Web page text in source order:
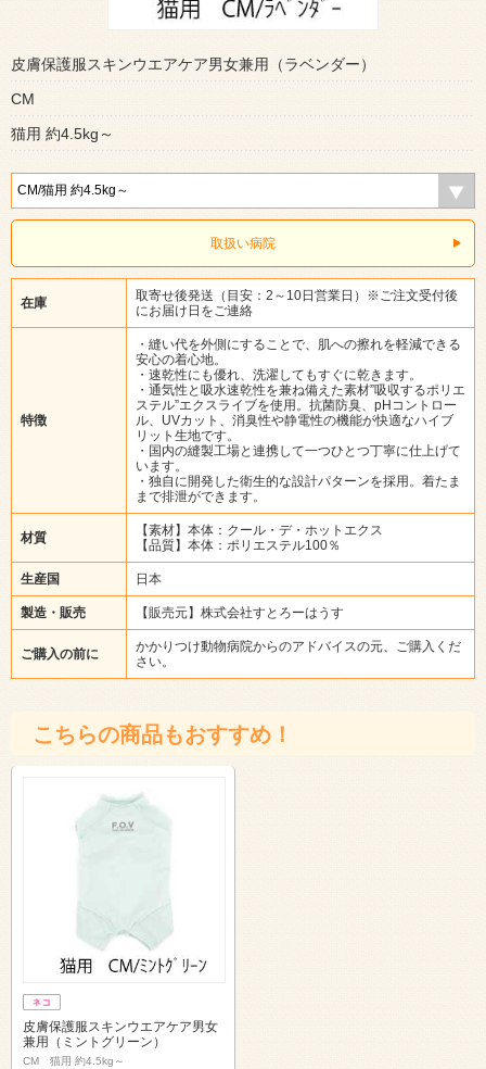
皮膚保護服スキンウエアケア男女兼用（ラベンダー）
CM
猫用 約4.5kg～
取扱い病院
在庫
取寄せ後発送（目安：2～10日営業日）※ご注文受付後
にお届け日をご連絡
特徴
・縫い代を外側にすることで、肌への擦れを軽減できる
安心の着心地。
・速乾性にも優れ、洗濯してもすぐに乾きます。
・通気性と吸水速乾性を兼ね備えた素材”吸収するポリエ
ステル”エクスライブを使用。抗菌防臭、pHコントロー
ル、UVカット、消臭性や静電性の機能が快適なハイブ
リット生地です。
・国内の縫製工場と連携して一つひとつ丁寧に仕上げて
います。
・独自に開発した衛生的な設計パターンを採用。着たま
まで排泄ができます。
材質
【素材】本体：クール・デ・ホットエクス
【品質】本体：ポリエステル100％
生産国 日本
製造・販売 【販売元】株式会社すとろーはうす
ご購入の前に
かかりつけ動物病院からのアドバイスの元、ご購入くだ
さい。
こちらの商品もおすすめ！
皮膚保護服スキンウエアケア男女
兼用（ミントグリーン）
CM 猫用 約4.5kg～